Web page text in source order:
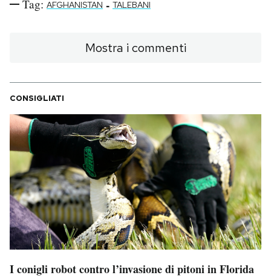
Tag: AFGHANISTAN - TALEBANI
Mostra i commenti
CONSIGLIATI
I conigli robot contro l’invasione di pitoni in Florida